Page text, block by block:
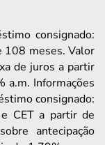
consignado:
108 meses. Valor
de juros a partir
a.m. Informações
consignado:
CET a partir de
antecipação